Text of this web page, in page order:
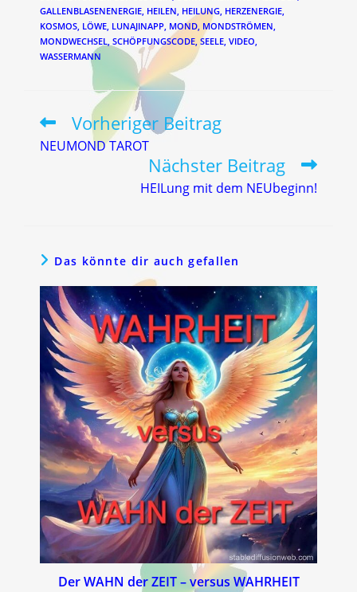
GALLENBLASENENERGIE, HEILEN, HEILUNG, HERZENERGIE,
KOSMOS, LÖWE, LUNAJINAPP, MOND, MONDSTRÖMEN,
MONDWECHSEL, SCHÖPFUNGSCODE, SEELE, VIDEO,
WASSERMANN
Weitere
ansehen
Vorheriger Beitrag
NEUMOND TAROT
Nächster Beitrag
HEILung mit dem NEUbeginn!
Das könnte dir auch gefallen
Der WAHN der ZEIT – versus WAHRHEIT